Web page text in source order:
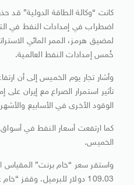
كانت “وكالة الطاقة الدولية” قد
اضطراب في إمدادات النفط في
لمضيق هرمز، الممر المائي
خُمس إمدادات النفط العالمية.
وأشار تجار يوم الخميس إلى أن
تأثير استمرار الصراع مع إيران
الوقود الأخرى في الأسابيع
كما ارتفعت أسعار النفط في أسواق
الخميس.
109.03 دولار للبرميل.